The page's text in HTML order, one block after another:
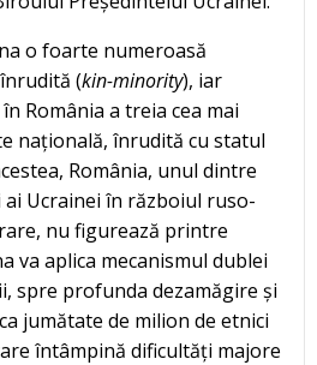
o foarte numeroasă
(kin-minority), iar
România a treia cea mai
națională, înrudită cu statul
România, unul dintre
Ucrainei în războiul ruso-
nu figurează printre
va aplica mecanismul dublei
spre profunda dezamăgire și
jumătate de milion de etnici
întâmpină dificultăți majore